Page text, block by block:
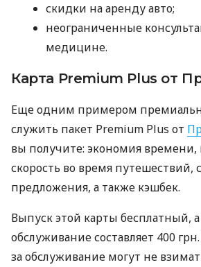
скидки на аренду авто;
неограниченные
медицине.
Карта Premium Plus от
Еще одним примером
служить пакет Premium Plus от
вы получите: экономия
скорость во время путешествий,
предложения, а также кэшбек.
Выпуск этой карты бесплатный,
обслуживание составляет 400
за обслуживание могут не